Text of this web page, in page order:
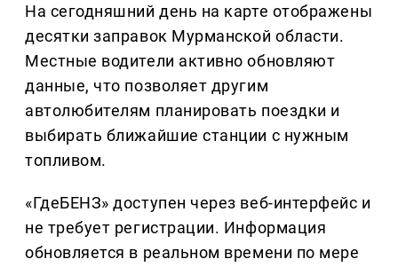
На сегодняшний день на карте отображены
десятки заправок Мурманской области.
Местные водители активно обновляют
данные, что позволяет другим
автолюбителям планировать поездки и
выбирать ближайшие станции с нужным
топливом.
«ГдеБЕНЗ» доступен через веб-интерфейс и
не требует регистрации. Информация
обновляется в реальном времени по мере